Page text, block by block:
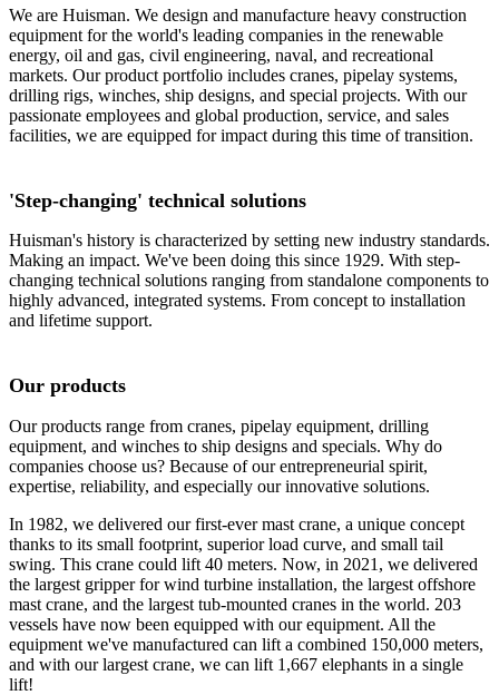
We are Huisman. We design and manufacture heavy construction
equipment for the world's leading companies in the renewable
energy, oil and gas, civil engineering, naval, and recreational
markets. Our product portfolio includes cranes, pipelay systems,
drilling rigs, winches, ship designs, and special projects. With our
passionate employees and global production, service, and sales
facilities, we are equipped for impact during this time of transition.
'Step-changing' technical solutions
Huisman's history is characterized by setting new industry standards.
Making an impact. We've been doing this since 1929. With step-
changing technical solutions ranging from standalone components to
highly advanced, integrated systems. From concept to installation
and lifetime support.
Our products
Our products range from cranes, pipelay equipment, drilling
equipment, and winches to ship designs and specials. Why do
companies choose us? Because of our entrepreneurial spirit,
expertise, reliability, and especially our innovative solutions.
In 1982, we delivered our first-ever mast crane, a unique concept
thanks to its small footprint, superior load curve, and small tail
swing. This crane could lift 40 meters. Now, in 2021, we delivered
the largest gripper for wind turbine installation, the largest offshore
mast crane, and the largest tub-mounted cranes in the world. 203
vessels have now been equipped with our equipment. All the
equipment we've manufactured can lift a combined 150,000 meters,
and with our largest crane, we can lift 1,667 elephants in a single
lift!